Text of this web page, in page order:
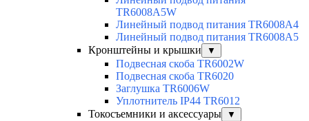
TR6008A5W
Линейный подвод питания TR6008A4
Линейный подвод питания TR6008A5
Кронштейны и крышки
▼
Подвесная скоба TR6002W
Подвесная скоба TR6020
Заглушка TR6006W
Уплотнитель IP44 TR6012
Токосъемники и аксессуары
▼